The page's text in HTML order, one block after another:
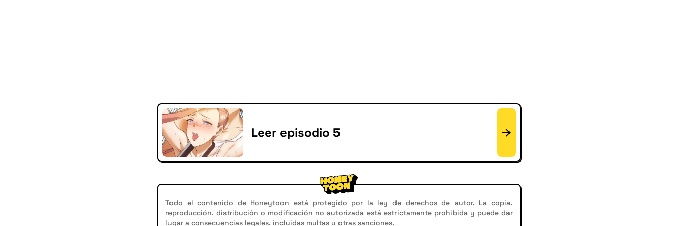
Leer episodio 5
Todo el contenido de Honeytoon está protegido por la ley de derechos de autor. La copia,
reproducción, distribución o modificación no autorizada está estrictamente prohibida y puede dar
lugar a consecuencias legales, incluidas multas u otras sanciones.